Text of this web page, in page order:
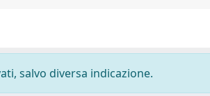
salvo diversa indicazione.